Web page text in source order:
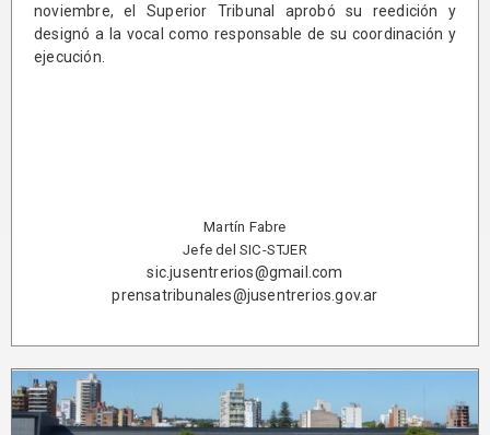
noviembre, el Superior Tribunal aprobó su reedición y
designó a la vocal como responsable de su coordinación y
ejecución.
Martín Fabre
Jefe del SIC-STJER
sic.jusentrerios@gmail.com
prensatribunales@jusentrerios.gov.ar